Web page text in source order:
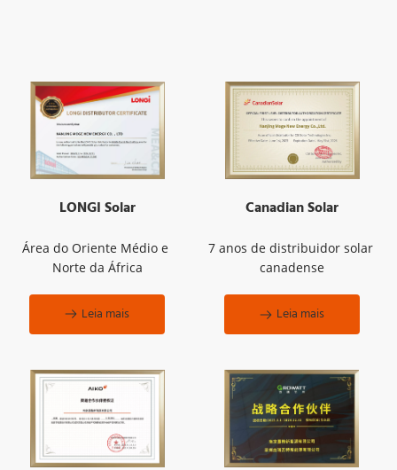
LONGI Solar
Área do Oriente Médio e
Norte da África
Leia mais
Canadian Solar
7 anos de distribuidor solar
canadense
Leia mais